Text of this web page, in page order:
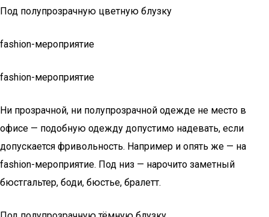
Под полупрозрачную цветную блузку
fashion-мероприятие
fashion-мероприятие
Ни прозрачной, ни полупрозрачной одежде не место в
офисе — подобную одежду допустимо надевать, если
допускается фривольность. Например и опять же — на
fashion-мероприятие. Под низ — нарочито заметный
бюстгальтер, боди, бюстье, бралетт.